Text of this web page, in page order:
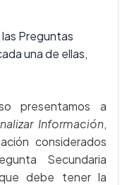
Preguntas
una de ellas,
presentamos a
Información,
considerados
Secundaria
debe tener la